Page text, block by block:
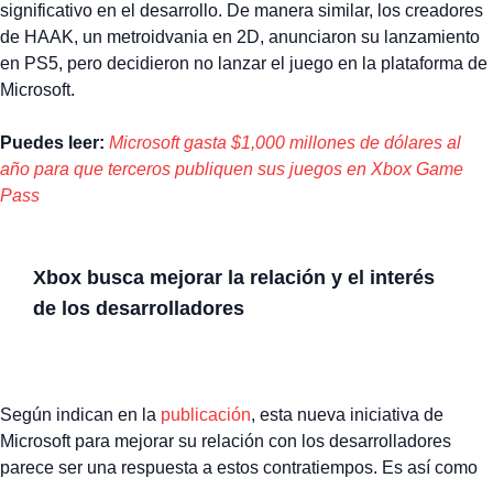
significativo en el desarrollo. De manera similar, los creadores
de HAAK, un metroidvania en 2D, anunciaron su lanzamiento
en PS5, pero decidieron no lanzar el juego en la plataforma de
Microsoft.
Puedes leer: Microsoft gasta $1,000 millones de dólares al
año para que terceros publiquen sus juegos en Xbox Game
Pass
Xbox busca mejorar la relación y el interés
de los desarrolladores
Según indican en la publicación, esta nueva iniciativa de
Microsoft para mejorar su relación con los desarrolladores
parece ser una respuesta a estos contratiempos. Es así como